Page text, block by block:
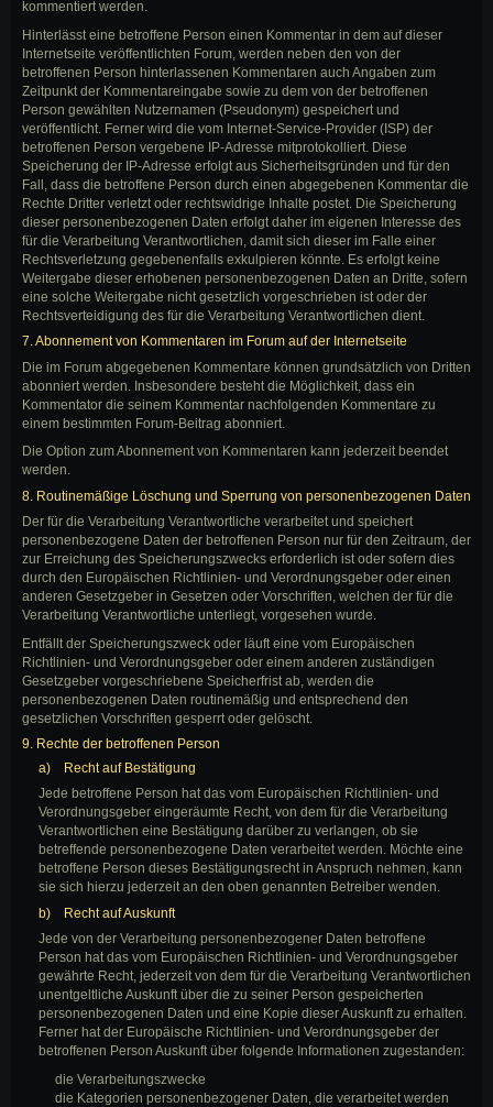
kommentiert werden.
Hinterlässt eine betroffene Person einen Kommentar in dem auf dieser
Internetseite veröffentlichten Forum, werden neben den von der
betroffenen Person hinterlassenen Kommentaren auch Angaben zum
Zeitpunkt der Kommentareingabe sowie zu dem von der betroffenen
Person gewählten Nutzernamen (Pseudonym) gespeichert und
veröffentlicht. Ferner wird die vom Internet-Service-Provider (ISP) der
betroffenen Person vergebene IP-Adresse mitprotokolliert. Diese
Speicherung der IP-Adresse erfolgt aus Sicherheitsgründen und für den
Fall, dass die betroffene Person durch einen abgegebenen Kommentar die
Rechte Dritter verletzt oder rechtswidrige Inhalte postet. Die Speicherung
dieser personenbezogenen Daten erfolgt daher im eigenen Interesse des
für die Verarbeitung Verantwortlichen, damit sich dieser im Falle einer
Rechtsverletzung gegebenenfalls exkulpieren könnte. Es erfolgt keine
Weitergabe dieser erhobenen personenbezogenen Daten an Dritte, sofern
eine solche Weitergabe nicht gesetzlich vorgeschrieben ist oder der
Rechtsverteidigung des für die Verarbeitung Verantwortlichen dient.
7. Abonnement von Kommentaren im Forum auf der Internetseite
Die im Forum abgegebenen Kommentare können grundsätzlich von Dritten
abonniert werden. Insbesondere besteht die Möglichkeit, dass ein
Kommentator die seinem Kommentar nachfolgenden Kommentare zu
einem bestimmten Forum-Beitrag abonniert.
Die Option zum Abonnement von Kommentaren kann jederzeit beendet
werden.
8. Routinemäßige Löschung und Sperrung von personenbezogenen Daten
Der für die Verarbeitung Verantwortliche verarbeitet und speichert
personenbezogene Daten der betroffenen Person nur für den Zeitraum, der
zur Erreichung des Speicherungszwecks erforderlich ist oder sofern dies
durch den Europäischen Richtlinien- und Verordnungsgeber oder einen
anderen Gesetzgeber in Gesetzen oder Vorschriften, welchen der für die
Verarbeitung Verantwortliche unterliegt, vorgesehen wurde.
Entfällt der Speicherungszweck oder läuft eine vom Europäischen
Richtlinien- und Verordnungsgeber oder einem anderen zuständigen
Gesetzgeber vorgeschriebene Speicherfrist ab, werden die
personenbezogenen Daten routinemäßig und entsprechend den
gesetzlichen Vorschriften gesperrt oder gelöscht.
9. Rechte der betroffenen Person
a) Recht auf Bestätigung
Jede betroffene Person hat das vom Europäischen Richtlinien- und
Verordnungsgeber eingeräumte Recht, von dem für die Verarbeitung
Verantwortlichen eine Bestätigung darüber zu verlangen, ob sie
betreffende personenbezogene Daten verarbeitet werden. Möchte eine
betroffene Person dieses Bestätigungsrecht in Anspruch nehmen, kann
sie sich hierzu jederzeit an den oben genannten Betreiber wenden.
b) Recht auf Auskunft
Jede von der Verarbeitung personenbezogener Daten betroffene
Person hat das vom Europäischen Richtlinien- und Verordnungsgeber
gewährte Recht, jederzeit von dem für die Verarbeitung Verantwortlichen
unentgeltliche Auskunft über die zu seiner Person gespeicherten
personenbezogenen Daten und eine Kopie dieser Auskunft zu erhalten.
Ferner hat der Europäische Richtlinien- und Verordnungsgeber der
betroffenen Person Auskunft über folgende Informationen zugestanden:
die Verarbeitungszwecke
die Kategorien personenbezogener Daten, die verarbeitet werden